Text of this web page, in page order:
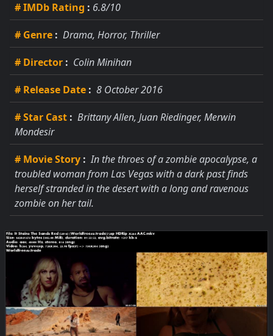
# IMDb Rating : 6.8/10
# Genre : Drama, Horror, Thriller
# Director : Colin Minihan
# Release Date : 8 October 2016
# Star Cast : Brittany Allen, Juan Riedinger, Merwin
Mondesir
# Movie Story : In the throes of a zombie apocalypse, a
troubled woman from Las Vegas with a dark past finds
herself stranded in the desert with a long and ravenous
zombie on her tail.